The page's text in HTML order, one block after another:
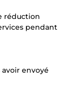
réduction
pendant
envoyé